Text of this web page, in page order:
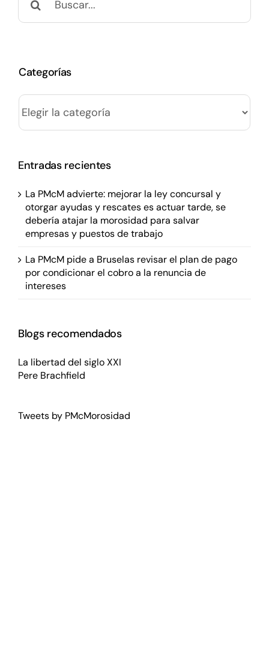
Categorías
Categorías
Entradas recientes
La PMcM advierte: mejorar la ley concursal y
otorgar ayudas y rescates es actuar tarde, se
debería atajar la morosidad para salvar
empresas y puestos de trabajo
La PMcM pide a Bruselas revisar el plan de pago
por condicionar el cobro a la renuncia de
intereses
Blogs recomendados
La libertad del siglo XXI
Pere Brachfield
Tweets by PMcMorosidad